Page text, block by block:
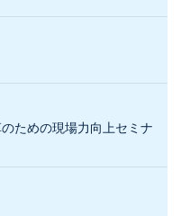
ための現場力向上セミナ